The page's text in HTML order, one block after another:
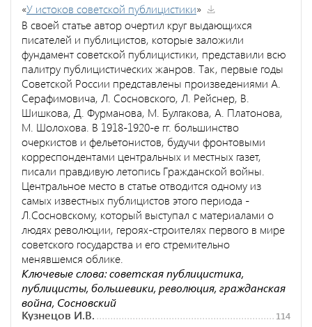
«У истоков советской публицистики»
В своей статье автор очертил круг выдающихся
писателей и публицистов, которые заложили
фундамент советской публицистики, представили всю
палитру публицистических жанров. Так, первые годы
Советской России представлены произведениями А.
Серафимовича, Л. Сосновского, Л. Рейснер, В.
Шишкова, Д. Фурманова, М. Булгакова, А. Платонова,
М. Шолохова. В 1918-1920-е гг. большинство
очеркистов и фельетонистов, будучи фронтовыми
корреспондентами центральных и местных газет,
писали правдивую летопись Гражданской войны.
Центральное место в статье отводится одному из
самых известных публицистов этого периода -
Л.Сосновскому, который выступал с материалами о
людях революции, героях-строителях первого в мире
советского государства и его стремительно
менявшемся облике.
Ключевые слова: советская публицистика,
публицисты, большевики, революция, гражданская
война, Сосновский
Кузнецов И.В.
114